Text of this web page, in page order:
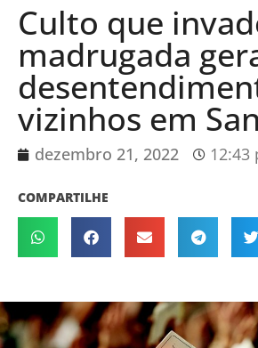
Culto que
madrugada
vizinhos em
dezembro 21, 2022 12:43
COMPARTILHE